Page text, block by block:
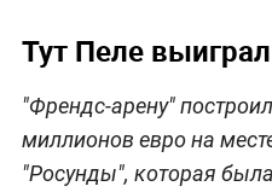
Тут Пеле
"Френдс-арену"
миллионов евро на
"Росунды", которая